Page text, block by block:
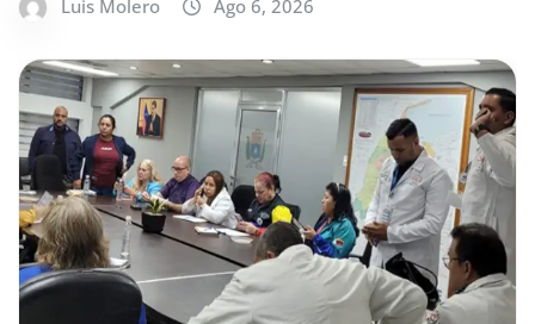
Luis Molero Ago 6, 2026